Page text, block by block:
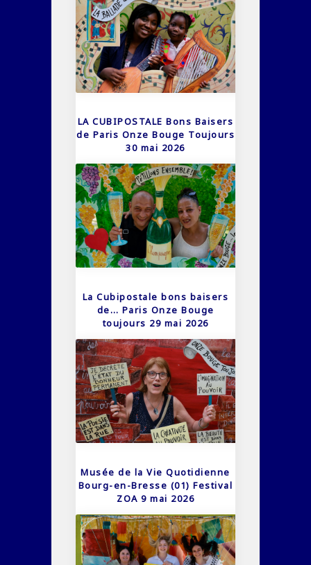
LA CUBIPOSTALE Bons Baisers
de Paris Onze Bouge Toujours
30 mai 2026
La Cubipostale bons baisers
de… Paris Onze Bouge
toujours 29 mai 2026
Musée de la Vie Quotidienne
Bourg-en-Bresse (01) Festival
ZOA 9 mai 2026